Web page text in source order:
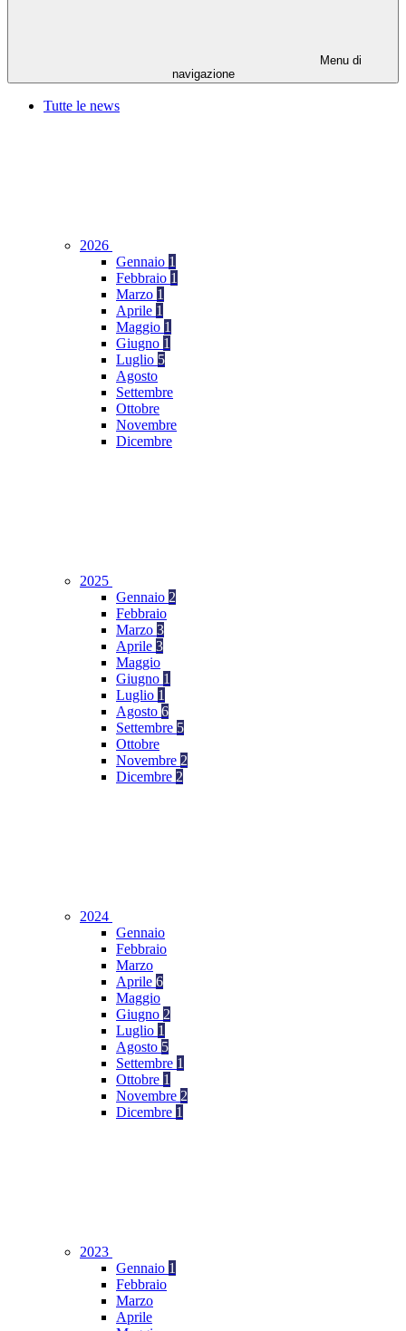
Menu di
navigazione
Tutte le news
2026
Gennaio 1
Febbraio 1
Marzo 1
Aprile 1
Maggio 1
Giugno 1
Luglio 5
Agosto
Settembre
Ottobre
Novembre
Dicembre
2025
Gennaio 2
Febbraio
Marzo 3
Aprile 3
Maggio
Giugno 1
Luglio 1
Agosto 6
Settembre 5
Ottobre
Novembre 2
Dicembre 2
2024
Gennaio
Febbraio
Marzo
Aprile 6
Maggio
Giugno 2
Luglio 1
Agosto 5
Settembre 1
Ottobre 1
Novembre 2
Dicembre 1
2023
Gennaio 1
Febbraio
Marzo
Aprile